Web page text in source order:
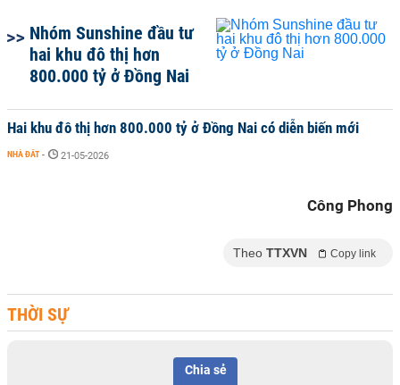
Nhóm Sunshine đầu tư
hai khu đô thị hơn
800.000 tỷ ở Đồng Nai
Hai khu đô thị hơn 800.000 tỷ ở Đồng Nai có diễn biến mới
NHÀ ĐẤT - 21-05-2026
Công Phong
Theo TTXVN Copy link
THỜI SỰ
Chia sẻ